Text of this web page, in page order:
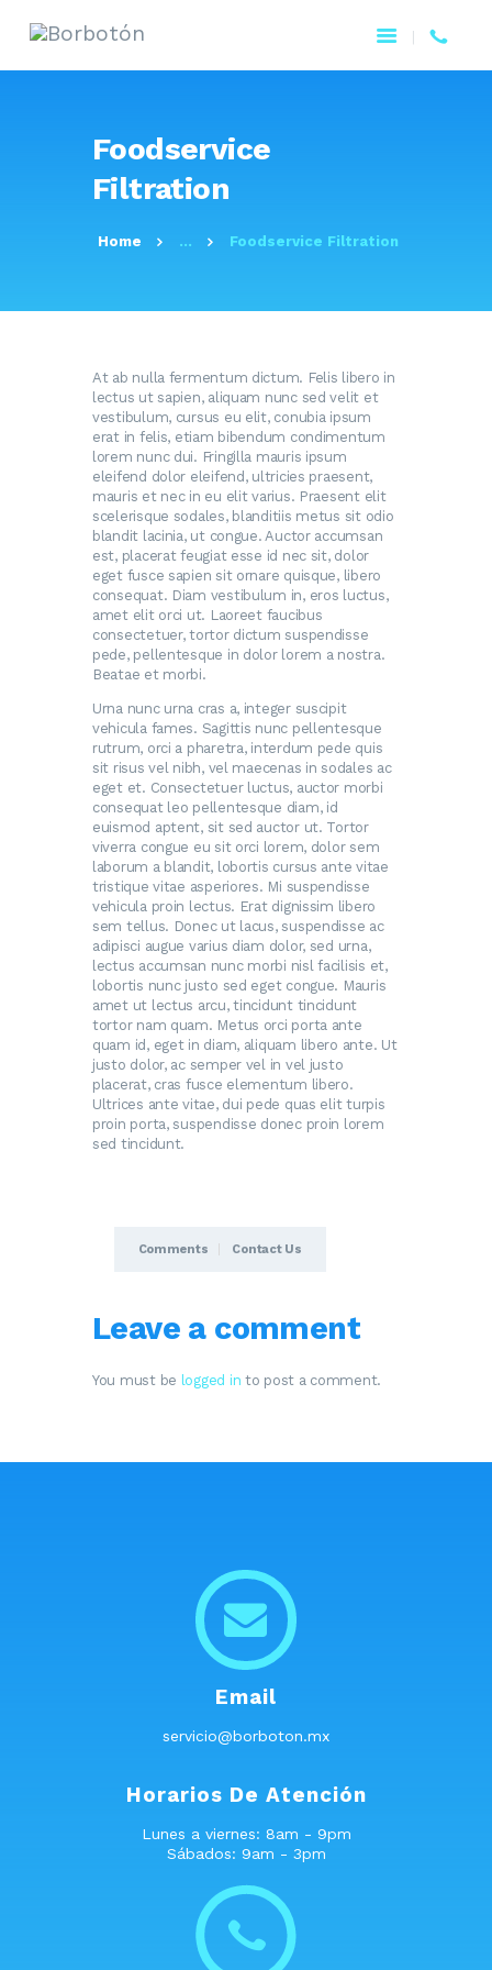
Foodservice
Filtration
Home ... Foodservice Filtration
At ab nulla fermentum dictum. Felis libero in
lectus ut sapien, aliquam nunc sed velit et
vestibulum, cursus eu elit, conubia ipsum
erat in felis, etiam bibendum condimentum
lorem nunc dui. Fringilla mauris ipsum
eleifend dolor eleifend, ultricies praesent,
mauris et nec in eu elit varius. Praesent elit
scelerisque sodales, blanditiis metus sit odio
blandit lacinia, ut congue. Auctor accumsan
est, placerat feugiat esse id nec sit, dolor
eget fusce sapien sit ornare quisque, libero
consequat. Diam vestibulum in, eros luctus,
amet elit orci ut. Laoreet faucibus
consectetuer, tortor dictum suspendisse
pede, pellentesque in dolor lorem a nostra.
Beatae et morbi.
Urna nunc urna cras a, integer suscipit
vehicula fames. Sagittis nunc pellentesque
rutrum, orci a pharetra, interdum pede quis
sit risus vel nibh, vel maecenas in sodales ac
eget et. Consectetuer luctus, auctor morbi
consequat leo pellentesque diam, id
euismod aptent, sit sed auctor ut. Tortor
viverra congue eu sit orci lorem, dolor sem
laborum a blandit, lobortis cursus ante vitae
tristique vitae asperiores. Mi suspendisse
vehicula proin lectus. Erat dignissim libero
sem tellus. Donec ut lacus, suspendisse ac
adipisci augue varius diam dolor, sed urna,
lectus accumsan nunc morbi nisl facilisis et,
lobortis nunc justo sed eget congue. Mauris
amet ut lectus arcu, tincidunt tincidunt
tortor nam quam. Metus orci porta ante
quam id, eget in diam, aliquam libero ante. Ut
justo dolor, ac semper vel in vel justo
placerat, cras fusce elementum libero.
Ultrices ante vitae, dui pede quas elit turpis
proin porta, suspendisse donec proin lorem
sed tincidunt.
Comments Contact Us
Leave a comment
You must be logged in to post a comment.
Email
servicio@borboton.mx
Horarios De Atención
Lunes a viernes: 8am - 9pm
Sábados: 9am - 3pm